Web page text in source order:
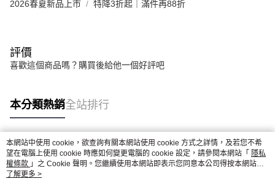
2026春夏新品上市 特降3折起｜滿件再88折
評價
喜歡這個商品嗎？購買後給他一個好評吧
本分類熱銷全站排行
熱門標籤
本網站中使用 cookie，欲查詢有關本網站使用 cookie 方式之詳情，及若您不希
望在電腦上使用 cookie 時應如何變更電腦的 cookie 設定，請參閱本網站「 隱私
權條款 」之 Cookie 聲明。您繼續使用本網站即表示您同意本公司得按本網站使
用條款之 Cookie 聲明使用 cookie。
了解更多 >